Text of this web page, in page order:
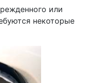
или
некоторые